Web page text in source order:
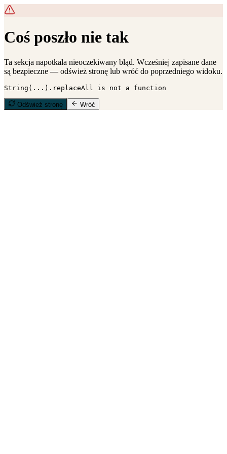
Coś poszło nie tak
Ta sekcja napotkała nieoczekiwany błąd. Wcześniej zapisane dane
są bezpieczne — odśwież stronę lub wróć do poprzedniego widoku.
String(...).replaceAll is not a function
Odśwież stronę Wróć